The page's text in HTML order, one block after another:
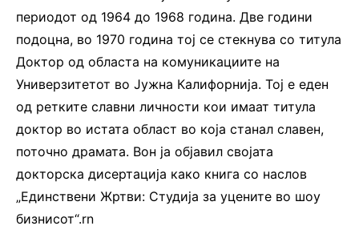
периодот од 1964 до 1968 година. Две години
подоцна, во 1970 година тој се стекнува со титула
Доктор од областа на комуникациите на
Универзитетот во Јужна Калифорнија. Тој е еден
од ретките славни личности кои имаат титула
доктор во истата област во која станал славен,
поточно драмата. Вон ја објавил својата
докторска дисертација како книга со наслов
„Единствени Жртви: Студија за уцените во шоу
бизнисот“.rn